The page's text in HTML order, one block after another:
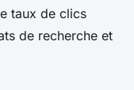
taux de clics
de recherche et